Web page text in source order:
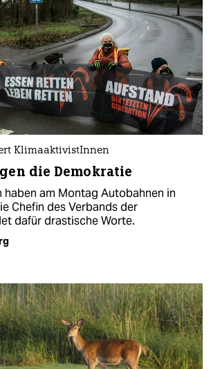
KlimaaktivistInnen
die Demokratie
haben am Montag Autobahnen in
Chefin des Verbands der
dafür drastische Worte.